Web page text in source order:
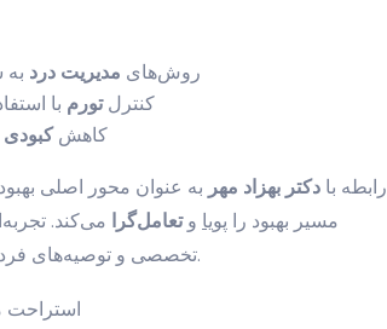
روش‌های مدیریت درد
کنترلتورم با
کاهشکبودی
رابطه با دکتر بهزاد مهر به عنوان محور اصلی
مسیر بهبود را پویا وتعامل‌گرا می‌کند.
تخصصی و توصیه‌هایو پایدار دارد.
استراحت